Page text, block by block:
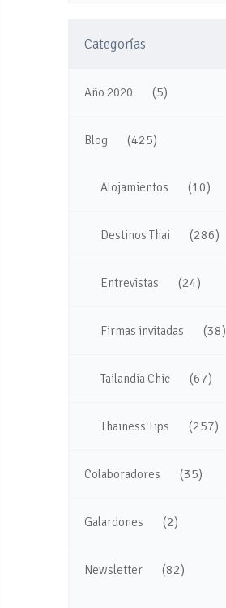
Categorías
Año 2020 (5)
Blog (425)
Alojamientos (10)
Destinos Thai (286)
Entrevistas (24)
Firmas invitadas (38)
Tailandia Chic (67)
Thainess Tips (257)
Colaboradores (35)
Galardones (2)
Newsletter (82)